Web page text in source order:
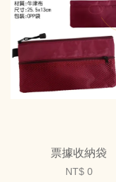
票據收納袋
NT$ 0